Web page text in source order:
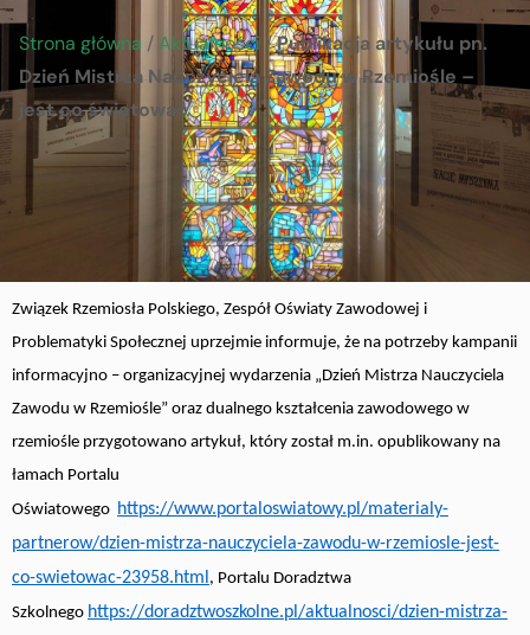
Strona główna /Aktualności /Publikacja artykułu pn.
Dzień Mistrza Nauczyciela Zawodu w Rzemiośle –
jest co świętować
Związek Rzemiosła Polskiego, Zespół Oświaty Zawodowej i
Problematyki Społecznej uprzejmie informuje, że na potrzeby kampanii
informacyjno – organizacyjnej wydarzenia „Dzień Mistrza Nauczyciela
Zawodu w Rzemiośle” oraz dualnego kształcenia zawodowego w
rzemiośle przygotowano artykuł, który został m.in. opublikowany na
łamach Portalu
Oświatowego https://www.portaloswiatowy.pl/materialy-
partnerow/dzien-mistrza-nauczyciela-zawodu-w-rzemiosle-jest-
co-swietowac-23958.html , Portalu Doradztwa
Szkolnego https://doradztwoszkolne.pl/aktualnosci/dzien-mistrza-